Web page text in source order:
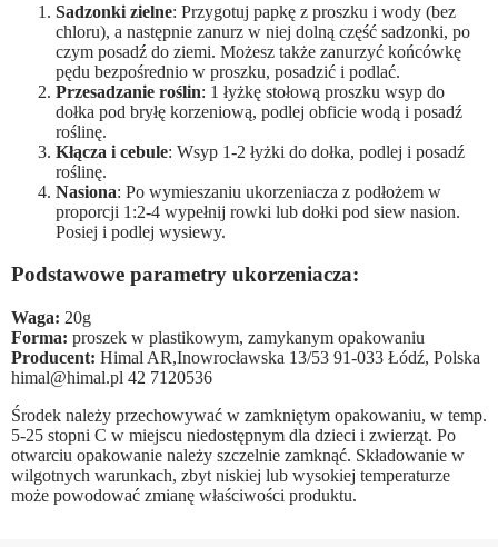
Sadzonki zielne: Przygotuj papkę z proszku i wody (bez
chloru), a następnie zanurz w niej dolną część sadzonki, po
czym posadź do ziemi. Możesz także zanurzyć końcówkę
pędu bezpośrednio w proszku, posadzić i podlać.
Przesadzanie roślin: 1 łyżkę stołową proszku wsyp do
dołka pod bryłę korzeniową, podlej obficie wodą i posadź
roślinę.
Kłącza i cebule: Wsyp 1-2 łyżki do dołka, podlej i posadź
roślinę.
Nasiona: Po wymieszaniu ukorzeniacza z podłożem w
proporcji 1:2-4 wypełnij rowki lub dołki pod siew nasion.
Posiej i podlej wysiewy.
Podstawowe parametry ukorzeniacza:
Waga: 20g
Forma: proszek w plastikowym, zamykanym opakowaniu
Producent: Himal AR,Inowrocławska 13/53 91-033 Łódź, Polska
himal@himal.pl 42 7120536
Środek należy przechowywać w zamkniętym opakowaniu, w temp.
5-25 stopni C w miejscu niedostępnym dla dzieci i zwierząt. Po
otwarciu opakowanie należy szczelnie zamknąć. Składowanie w
wilgotnych warunkach, zbyt niskiej lub wysokiej temperaturze
może powodować zmianę właściwości produktu.